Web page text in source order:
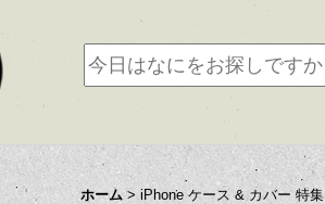
ホーム > iPhone ケース & カバー 特集